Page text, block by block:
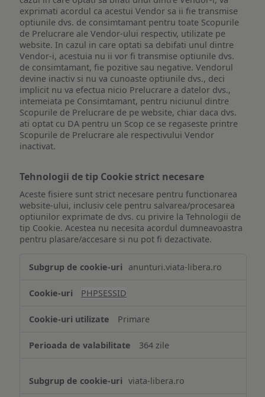
exprimati acordul ca acestui Vendor sa ii fie transmise
optiunile dvs. de consimtamant pentru toate Scopurile
de Prelucrare ale Vendor-ului respectiv, utilizate pe
website. In cazul in care optati sa debifati unul dintre
Vendor-i, acestuia nu ii vor fi transmise optiunile dvs.
de consimtamant, fie pozitive sau negative. Vendorul
devine inactiv si nu va cunoaste optiunile dvs., deci
implicit nu va efectua nicio Prelucrare a datelor dvs.,
intemeiata pe Consimtamant, pentru niciunul dintre
Scopurile de Prelucrare de pe website, chiar daca dvs.
ati optat cu DA pentru un Scop ce se regaseste printre
Scopurile de Prelucrare ale respectivului Vendor
inactivat.
Tehnologii de tip Cookie strict necesare
Aceste fisiere sunt strict necesare pentru functionarea
website-ului, inclusiv cele pentru salvarea/procesarea
optiunilor exprimate de dvs. cu privire la Tehnologii de
tip Cookie. Acestea nu necesita acordul dumneavoastra
pentru plasare/accesare si nu pot fi dezactivate.
de
Cookie
necesare
anunturi.viata-libera.ro
PHPSESSID
Primare
364 zile
viata-libera.ro